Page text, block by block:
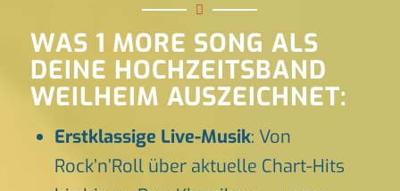
WAS 1 MORE SONG ALS
DEINE HOCHZEITSBAND
WEILHEIM AUSZEICHNET:
Erstklassige Live-Musik: Von
Rock’n’Roll über aktuelle Chart-Hits